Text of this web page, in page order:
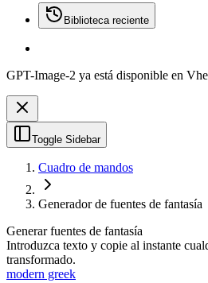
Biblioteca reciente
GPT-Image-2 ya está disponible en
Toggle Sidebar
Cuadro de mandos
Generador de fuentes de fantasía
Generar fuentes de fantasía
Introduzca texto y copie al instante
transformado.
modern greek